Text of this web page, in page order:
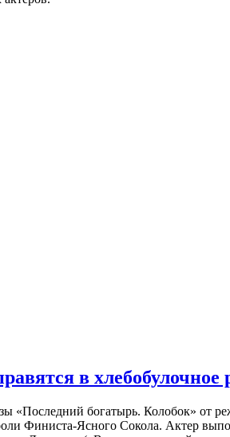
в хлебобулочное
«Последний богатырь. Колобок» от
Финиста-Ясного Сокола. Актер